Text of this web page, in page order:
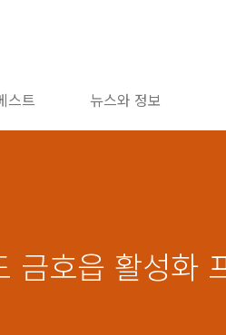
스트 뉴스와 정보
금호읍 활성화